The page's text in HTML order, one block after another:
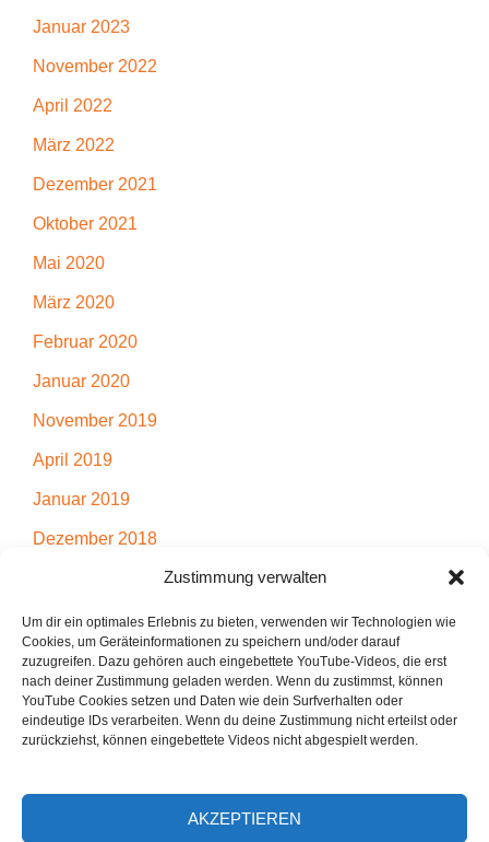
Zustimmung verwalten
Um dir ein optimales Erlebnis zu bieten, verwenden wir Technologien wie
Cookies, um Geräteinformationen zu speichern und/oder darauf
zuzugreifen. Dazu gehören auch eingebettete YouTube-Videos, die erst
nach deiner Zustimmung geladen werden. Wenn du zustimmst, können
YouTube Cookies setzen und Daten wie dein Surfverhalten oder
eindeutige IDs verarbeiten. Wenn du deine Zustimmung nicht erteilst oder
zurückziehst, können eingebettete Videos nicht abgespielt werden.
AKZEPTIEREN
Januar 2023
November 2022
April 2022
März 2022
Dezember 2021
Oktober 2021
Mai 2020
März 2020
Februar 2020
Januar 2020
November 2019
April 2019
Januar 2019
Dezember 2018
Juli 2018
April 2018
März 2018
Dezember 2017